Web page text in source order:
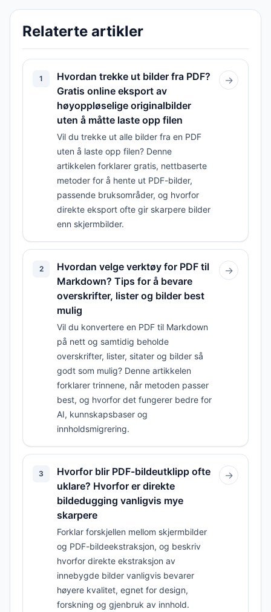
Relaterte artikler
1
Hvordan trekke ut bilder fra PDF?
Gratis online eksport av
høyoppløselige originalbilder
uten å måtte laste opp filen
Vil du trekke ut alle bilder fra en PDF
uten å laste opp filen? Denne
artikkelen forklarer gratis, nettbaserte
metoder for å hente ut PDF-bilder,
passende bruksområder, og hvorfor
direkte eksport ofte gir skarpere bilder
enn skjermbilder.
→
2
Hvordan velge verktøy for PDF til
Markdown? Tips for å bevare
overskrifter, lister og bilder best
mulig
Vil du konvertere en PDF til Markdown
på nett og samtidig beholde
overskrifter, lister, sitater og bilder så
godt som mulig? Denne artikkelen
forklarer trinnene, når metoden passer
best, og hvorfor det fungerer bedre for
AI, kunnskapsbaser og
innholdsmigrering.
→
3
Hvorfor blir PDF-bildeutklipp ofte
uklare? Hvorfor er direkte
bildedugging vanligvis mye
skarpere
Forklar forskjellen mellom skjermbilder
og PDF-bildeekstraksjon, og beskriv
hvorfor direkte ekstraksjon av
innebygde bilder vanligvis bevarer
høyere kvalitet, egnet for design,
forskning og gjenbruk av innhold.
→